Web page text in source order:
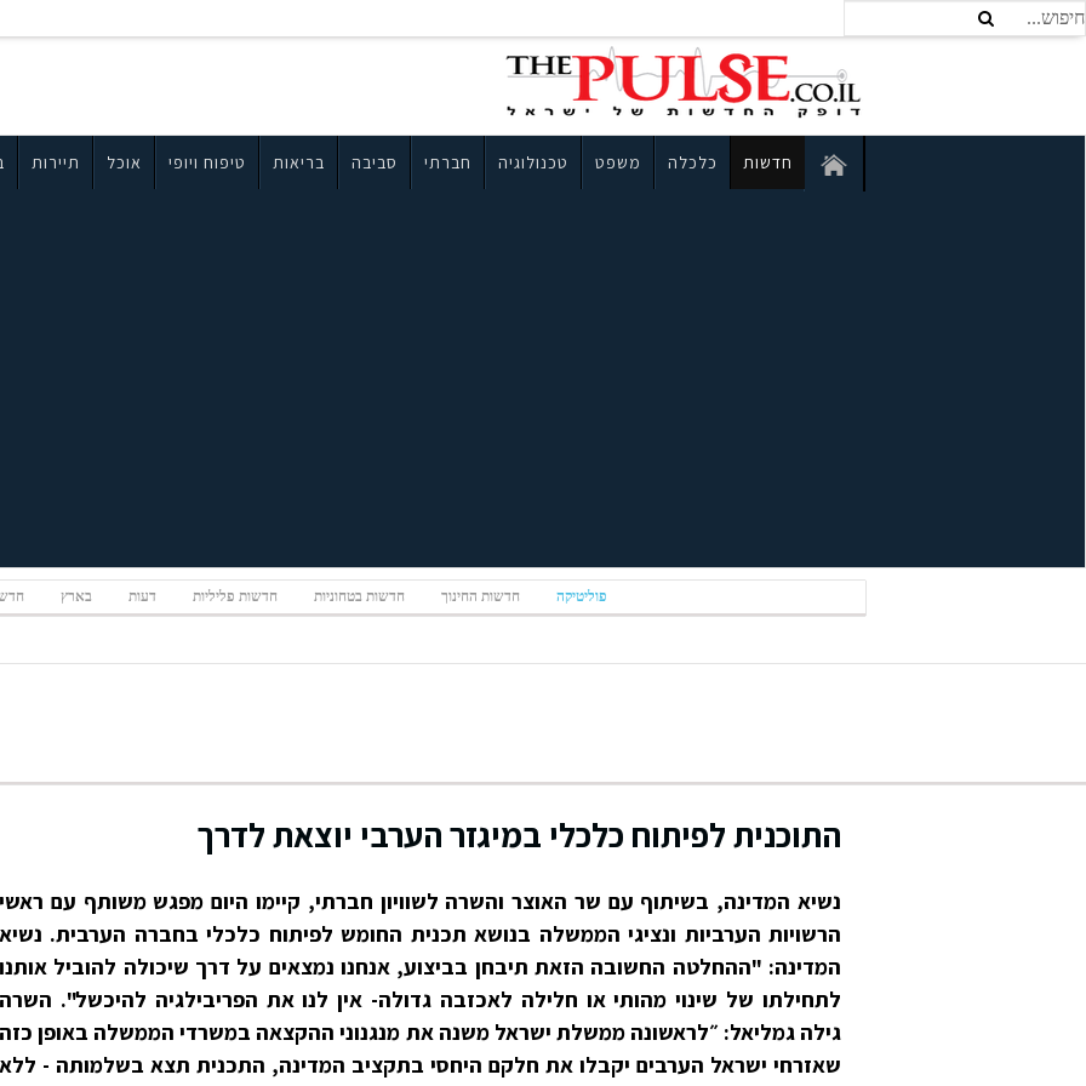
חדשות כלכלה משפט טכנולוגיה חברתי סביבה בריאות טיפוח ויופי אוכל תיירות
פוליטיקה חדשות החינוך חדשות בטחוניות חדשות פליליות דעות בארץ
התוכנית לפיתוח כלכלי במיגזר הערבי יוצאת לדרך
נשיא המדינה, בשיתוף עם שר האוצר והשרה לשוויון חברתי, קיימו היום מפגש משותף עם ראשי
הרשויות הערביות ונציגי הממשלה בנושא תכנית החומש לפיתוח כלכלי בחברה הערבית. נשיא
המדינה: "ההחלטה החשובה הזאת תיבחן בביצוע, אנחנו נמצאים על דרך שיכולה להוביל אותנו
לתחילתו של שינוי מהותי או חלילה לאכזבה גדולה- אין לנו את הפריבילגיה להיכשל". השרה
גילה גמליאל: ״לראשונה ממשלת ישראל משנה את מנגנוני ההקצאה במשרדי הממשלה באופן כזה
שאזרחי ישראל הערבים יקבלו את חלקם היחסי בתקציב המדינה, התכנית תצא בשלמותה - ללא